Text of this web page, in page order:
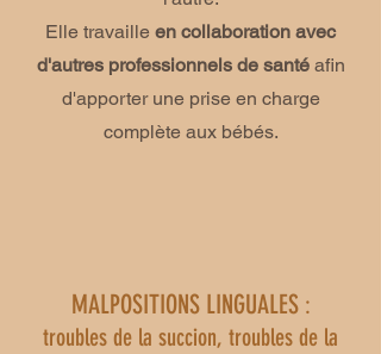
Elle travaille en collaboration avec
d'autres professionnels de santéafin
d'apporter une prise en charge
complète aux bébés.
MALPOSITIONS LINGUALES:
troubles de la succion, troubles de la